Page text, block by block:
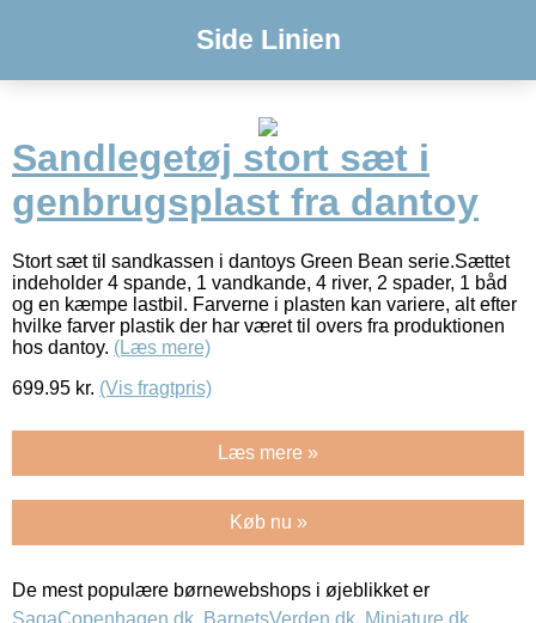
Side Linien
Sandlegetøj stort sæt i
genbrugsplast fra dantoy
Stort sæt til sandkassen i dantoys Green Bean serie.Sættet
indeholder 4 spande, 1 vandkande, 4 river, 2 spader, 1 båd
og en kæmpe lastbil. Farverne i plasten kan variere, alt efter
hvilke farver plastik der har været til overs fra produktionen
hos dantoy. (Læs mere)
699.95 kr. (Vis fragtpris)
Læs mere »
Køb nu »
De mest populære børnewebshops i øjeblikket er
SagaCopenhagen.dk, BarnetsVerden.dk, Miniature.dk,